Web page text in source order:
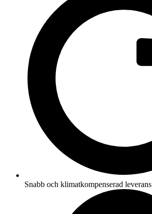
Snabb och klimatkompenserad leverans